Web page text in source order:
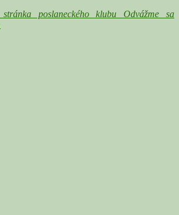
stránka poslaneckého klubu Odvážme sa